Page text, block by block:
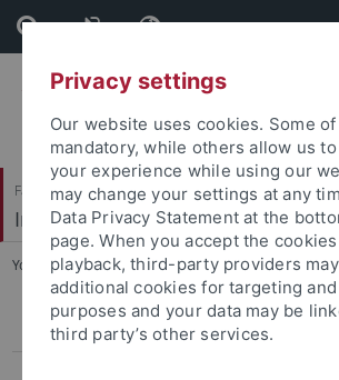
Skip
to
content
Skip
to
footer
Faculty of Science
Institute of Organic Chemistry
You are here: Home ... Lab members
Teaching
Privacy settings
Our website uses cookies. Some
mandatory, while others allow us
your experience while using our
may change your settings at any
Data Privacy Statement at the
page. When you accept the
playback, third-party providers
additional cookies for targeting
purposes and your data may be
third party’s other services.